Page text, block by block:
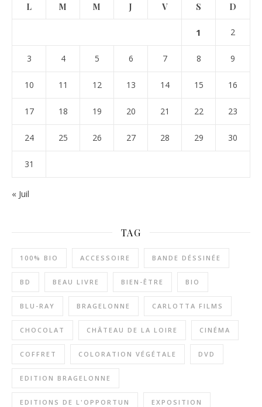
L M M J V S D
1 2
3 4 5 6 7 8 9
10 11 12 13 14 15 16
17 18 19 20 21 22 23
24 25 26 27 28 29 30
31
« Juil
TAG
100% BIO ACCESSOIRE BANDE DÉSSINÉE
BD BEAU LIVRE BIEN-ÊTRE BIO
BLU-RAY BRAGELONNE CARLOTTA FILMS
CHOCOLAT CHÂTEAU DE LA LOIRE CINÉMA
COFFRET COLORATION VÉGÉTALE DVD
EDITION BRAGELONNE
EDITIONS DE L'OPPORTUN EXPOSITION